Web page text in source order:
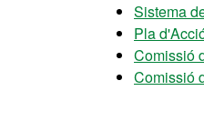
Sistema
Pla
Comissió
Comissió